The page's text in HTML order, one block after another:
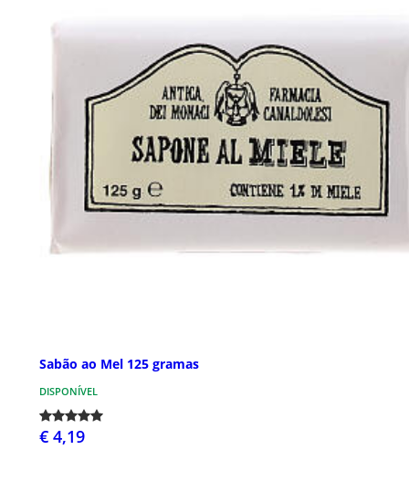
Sabão ao Mel 125 gramas
DISPONÍVEL
€ 4,19